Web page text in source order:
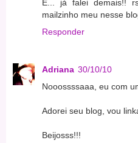
E... já falei demais!!
mailzinho meu nesse
Responder
Adriana 30/10/10
Nooossssaaa, eu com
Adorei seu blog, vou
Beijosss!!!